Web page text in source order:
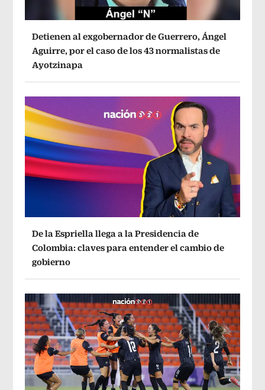
Detienen al exgobernador de Guerrero, Ángel
Aguirre, por el caso de los 43 normalistas de
Ayotzinapa
De la Espriella llega a la Presidencia de
Colombia: claves para entender el cambio de
gobierno